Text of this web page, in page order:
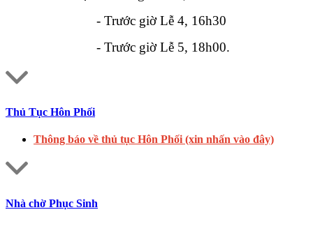
- Trước giờ Lễ 4, 16h30
- Trước giờ Lễ 5, 18h00.
Thủ Tục Hôn Phối
Thông báo về thủ tục Hôn Phối (xin nhấn vào đây)
Nhà chờ Phục Sinh